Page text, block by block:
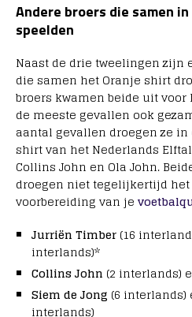
Andere broers die samen
speelden
Naast de drie tweelingen zijn
die samen het Oranje shirt
broers kwamen beide uit
de meeste gevallen ook
aantal gevallen droegen ze
shirt van het Nederlands
Collins John en Ola John.
droegen niet tegelijkertijd het
voorbereiding van je
Jurriën Timber (16
interlands)*
Collins John (2 interlands)
Siem de Jong (6 interlands)
interlands)